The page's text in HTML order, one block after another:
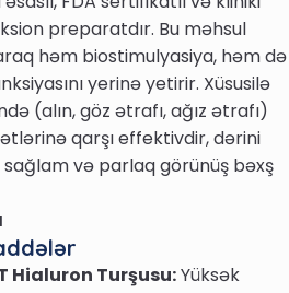
preparatdır. Bu məhsul
həm biostimulyasiya, həm də
yerinə yetirir. Xüsusilə
(alın, göz ətrafı, ağız ətrafı)
qarşı effektivdir, dərini
və parlaq görünüş bəxş
Hialuron Turşusu:Yüksək